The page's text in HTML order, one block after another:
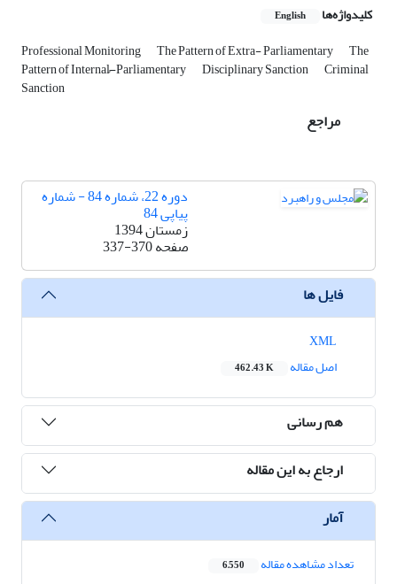
کلیدواژه‌ها English
Professional Monitoring The Pattern of Extra- Parliamentary The
Pattern of Internal-ُParliamentary Disciplinary Sanction Criminal
Sanction
مراجع
دوره 22، شماره 84 - شماره
پیاپی 84
زمستان 1394
صفحه337-370
فایل ها
اصل مقاله
462.43 K
هم رسانی
ارجاع به این مقاله
آمار
تعداد مشاهده مقاله 6,550